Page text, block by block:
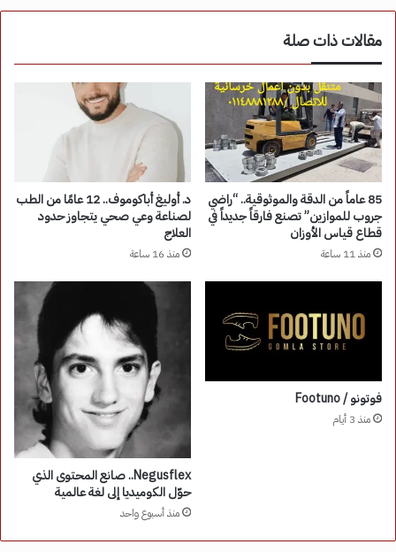
مقالات ذات صلة
85 عاماً من الدقة والموثوقية.. “راضي
جروب للموازين” تصنع فارقاً جديداً في
قطاع قياس الأوزان
منذ 11 ساعة
د. أوليغ أباكوموف.. 12 عامًا من الطب
لصناعة وعي صحي يتجاوز حدود
العلاج
منذ 16 ساعة
فوتونو / Footuno
منذ 3 أيام
Negusflex.. صانع المحتوى الذي
حوّل الكوميديا إلى لغة عالمية
منذ أسبوع واحد